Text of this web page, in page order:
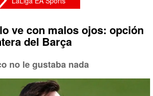
ve con malos ojos: opción
del Barça
no le gustaba nada